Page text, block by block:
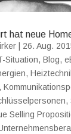
hat neue
| 26. Aug.
Situation, Blog,
,
,
,
Selling